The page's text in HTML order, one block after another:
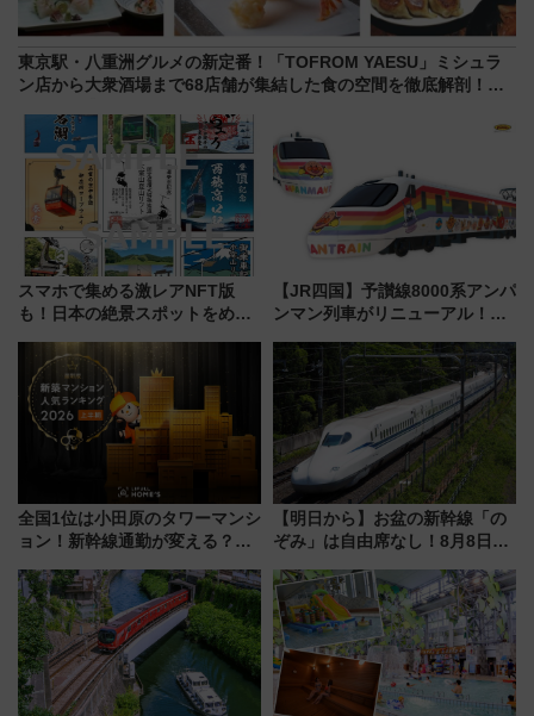
東京駅・八重洲グルメの新定番！「TOFROM YAESU」ミシュラ
ン店から大衆酒場まで68店舗が集結した食の空間を徹底解剖！
スマホで集める激レアNFT版
も！日本の絶景スポットをめぐ
ん)」企画がスタート
【JR四国】予讃線8000系アンパ
ンマン列車がリニューアル！内
今年12月
全国1位は小田原のタワーマンシ
ョン！新幹線通勤が変える？
【新築マンション人気ランキン
グ】
【明日から】お盆の新幹線「の
ぞみ」は自由席なし！8月8日午
せば空きが見つかることも 混
雑避ける「空席」探しのコツ